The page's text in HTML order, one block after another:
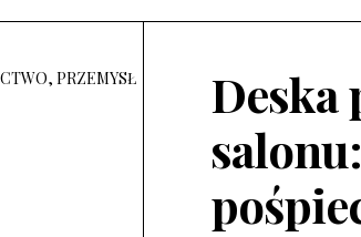
PRZEMYSŁ
Deska